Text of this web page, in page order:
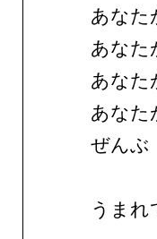
あな
あな
あな
あな
ぜん
うま